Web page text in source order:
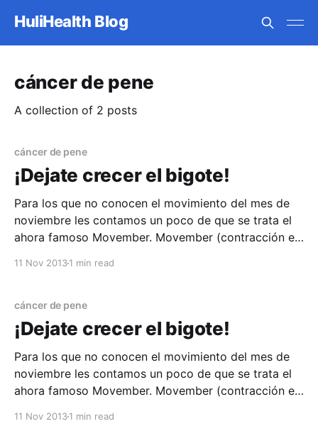
HuliHealth Blog
cáncer de pene
A collection of 2 posts
cáncer de pene
¡Dejate crecer el bigote!
Para los que no conocen el movimiento del mes de
noviembre les contamos un poco de que se trata el
ahora famoso Movember. Movember (contracción en
11 Nov 20131 min read
cáncer de pene
¡Dejate crecer el bigote!
Para los que no conocen el movimiento del mes de
noviembre les contamos un poco de que se trata el
ahora famoso Movember. Movember (contracción en
11 Nov 20131 min read